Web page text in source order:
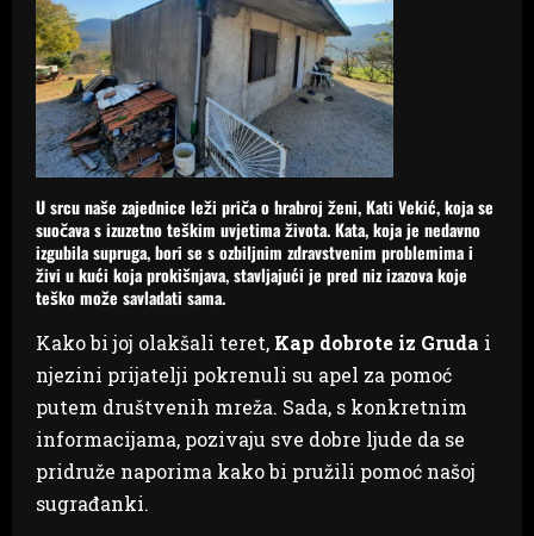
U srcu naše zajednice leži priča o hrabroj ženi, Kati Vekić, koja se
suočava s izuzetno teškim uvjetima života. Kata, koja je nedavno
izgubila supruga, bori se s ozbiljnim zdravstvenim problemima i
živi u kući koja prokišnjava, stavljajući je pred niz izazova koje
teško može savladati sama.
Kako bi joj olakšali teret, Kap dobrote iz Gruda i
njezini prijatelji pokrenuli su apel za pomoć
putem društvenih mreža. Sada, s konkretnim
informacijama, pozivaju sve dobre ljude da se
pridruže naporima kako bi pružili pomoć našoj
sugrađanki.